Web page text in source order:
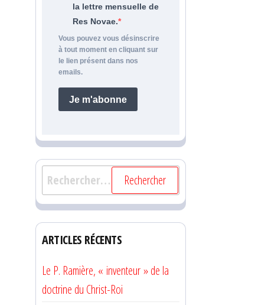
la lettre mensuelle de
Res Novae.
Vous pouvez vous désinscrire
à tout moment en cliquant sur
le lien présent dans nos
emails.
Je m'abonne
Rechercher :
ARTICLES RÉCENTS
Le P. Ramière, « inventeur » de la
doctrine du Christ-Roi